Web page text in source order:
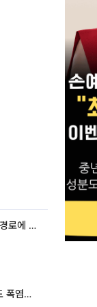
태풍 '돌핀' 이어 '찬홈' 등장…예상 경로에 한국 '한숨'
오늘 KBO 긴급 실행위원회, 주말도 폭염취소 될까